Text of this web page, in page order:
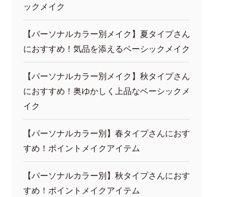
ックメイク
【パーソナルカラー別メイク】夏タイプさん
におすすめ！気品を添えるベーシックメイク
【パーソナルカラー別メイク】秋タイプさん
におすすめ！奥ゆかしく上品なベーシックメ
イク
【パーソナルカラー別】春タイプさんにおす
すめ！ポイントメイクアイテム
【パーソナルカラー別】秋タイプさんにおす
すめ！ポイントメイクアイテム